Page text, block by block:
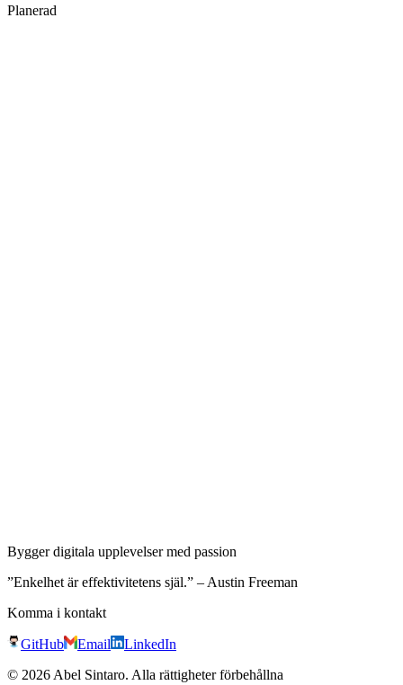
Planerad
Bygger digitala upplevelser med passion
”Enkelhet är effektivitetens själ.” – Austin Freeman
Komma i kontakt
GitHub Email
LinkedIn
© 2026 Abel Sintaro. Alla rättigheter förbehållna